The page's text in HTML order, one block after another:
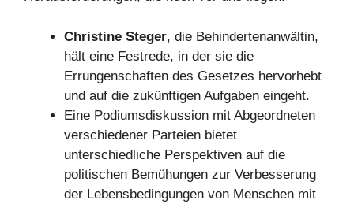
Christine Steger, die Behindertenanwältin,
hält eine Festrede, in der sie die
Errungenschaften des Gesetzes hervorhebt
und auf die zukünftigen Aufgaben eingeht.
Eine Podiumsdiskussion mit Abgeordneten
verschiedener Parteien bietet
unterschiedliche Perspektiven auf die
politischen Bemühungen zur Verbesserung
der Lebensbedingungen von Menschen mit